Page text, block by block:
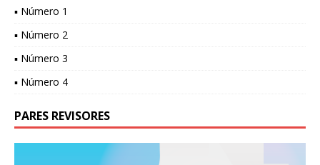
▪ Número 1
▪ Número 2
▪ Número 3
▪ Número 4
PARES REVISORES